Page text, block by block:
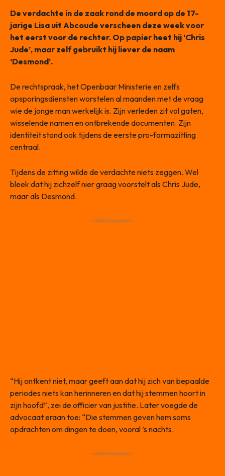
De verdachte in de zaak rond de moord op de 17-
jarige Lisa uit Abcoude verscheen deze week voor
het eerst voor de rechter. Op papier heet hij ‘Chris
Jude’, maar zelf gebruikt hij liever de naam
‘Desmond’.
De rechtspraak, het Openbaar Ministerie en zelfs
opsporingsdiensten worstelen al maanden met de vraag
wie de jonge man werkelijk is. Zijn verleden zit vol gaten,
wisselende namen en ontbrekende documenten. Zijn
identiteit stond ook tijdens de eerste pro-formazitting
centraal.
Tijdens de zitting wilde de verdachte niets zeggen. Wel
bleek dat hij zichzelf nier graag voorstelt als Chris Jude,
maar als Desmond.
- Advertisement -
“Hij ontkent niet, maar geeft aan dat hij zich van bepaalde
periodes niets kan herinneren en dat hij stemmen hoort in
zijn hoofd”, zei de officier van justitie. Later voegde de
advocaat eraan toe: “Die stemmen geven hem soms
opdrachten om dingen te doen, vooral ’s nachts.
- Advertisement -